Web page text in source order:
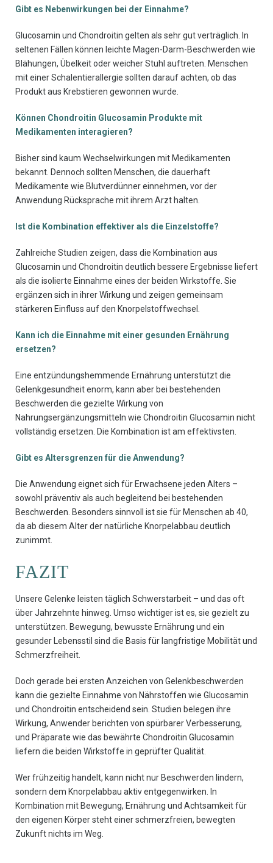
Gibt es Nebenwirkungen bei der Einnahme?
Glucosamin und Chondroitin gelten als sehr gut verträglich. In
seltenen Fällen können leichte Magen-Darm-Beschwerden wie
Blähungen, Übelkeit oder weicher Stuhl auftreten. Menschen
mit einer Schalentierallergie sollten darauf achten, ob das
Produkt aus Krebstieren gewonnen wurde.
Können Chondroitin Glucosamin Produkte mit
Medikamenten interagieren?
Bisher sind kaum Wechselwirkungen mit Medikamenten
bekannt. Dennoch sollten Menschen, die dauerhaft
Medikamente wie Blutverdünner einnehmen, vor der
Anwendung Rücksprache mit ihrem Arzt halten.
Ist die Kombination effektiver als die Einzelstoffe?
Zahlreiche Studien zeigen, dass die Kombination aus
Glucosamin und Chondroitin deutlich bessere Ergebnisse liefert
als die isolierte Einnahme eines der beiden Wirkstoffe. Sie
ergänzen sich in ihrer Wirkung und zeigen gemeinsam
stärkeren Einfluss auf den Knorpelstoffwechsel.
Kann ich die Einnahme mit einer gesunden Ernährung
ersetzen?
Eine entzündungshemmende Ernährung unterstützt die
Gelenkgesundheit enorm, kann aber bei bestehenden
Beschwerden die gezielte Wirkung von
Nahrungsergänzungsmitteln wie Chondroitin Glucosamin nicht
vollständig ersetzen. Die Kombination ist am effektivsten.
Gibt es Altersgrenzen für die Anwendung?
Die Anwendung eignet sich für Erwachsene jeden Alters –
sowohl präventiv als auch begleitend bei bestehenden
Beschwerden. Besonders sinnvoll ist sie für Menschen ab 40,
da ab diesem Alter der natürliche Knorpelabbau deutlich
zunimmt.
FAZIT
Unsere Gelenke leisten täglich Schwerstarbeit – und das oft
über Jahrzehnte hinweg. Umso wichtiger ist es, sie gezielt zu
unterstützen. Bewegung, bewusste Ernährung und ein
gesunder Lebensstil sind die Basis für langfristige Mobilität und
Schmerzfreiheit.
Doch gerade bei ersten Anzeichen von Gelenkbeschwerden
kann die gezielte Einnahme von Nährstoffen wie Glucosamin
und Chondroitin entscheidend sein. Studien belegen ihre
Wirkung, Anwender berichten von spürbarer Verbesserung,
und Präparate wie das bewährte Chondroitin Glucosamin
liefern die beiden Wirkstoffe in geprüfter Qualität.
Wer frühzeitig handelt, kann nicht nur Beschwerden lindern,
sondern dem Knorpelabbau aktiv entgegenwirken. In
Kombination mit Bewegung, Ernährung und Achtsamkeit für
den eigenen Körper steht einer schmerzfreien, bewegten
Zukunft nichts im Weg.